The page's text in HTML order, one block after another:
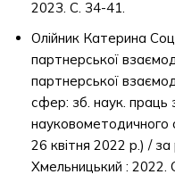
2023. С. 34-41.
Олійник Катерина
партнерської
партнерської
сфер: зб. наук. праць
науковометодичного
26 квітня 2022 р.) /
Хмельницький : 2022.